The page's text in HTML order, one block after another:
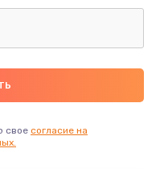
свое согласие на